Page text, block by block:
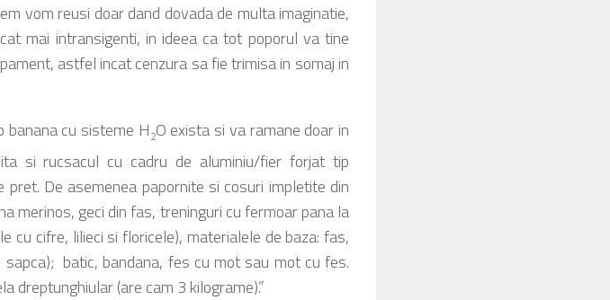
vom reusi doar dand dovada de multa imaginatie,
mai intransigenti, in ideea ca tot poporul va tine
astfel incat cenzura sa fie trimisa in somaj in
banana cu sisteme H2O exista si va ramane doar in
si rucsacul cu cadru de aluminiu/fier forjat tip
De asemenea papornite si cosuri impletite din
merinos, geci din fas, treninguri cu fermoar pana la
cu cifre, lilieci si floricele), materialele de baza: fas,
batic, bandana, fes cu mot sau mot cu fes.
dreptunghiular (are cam 3 kilograme).”